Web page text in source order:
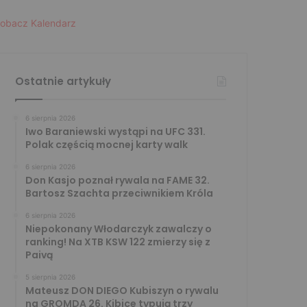
Kalendarz
Ostatnie artykuły
6 sierpnia 2026
Iwo Baraniewski wystąpi na UFC 331.
Polak częścią mocnej karty walk
6 sierpnia 2026
Don Kasjo poznał rywala na FAME 32.
Bartosz Szachta przeciwnikiem Króla
6 sierpnia 2026
Niepokonany Włodarczyk zawalczy o
ranking! Na XTB KSW 122 zmierzy się z
Paivą
5 sierpnia 2026
Mateusz DON DIEGO Kubiszyn o rywalu
na GROMDA 26. Kibice typują trzy